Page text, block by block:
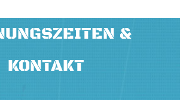
&
KONTAKT